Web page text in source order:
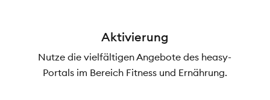
Aktivierung
Nutze die vielfältigen Angebote des heasy-
Portals im Bereich Fitness und Ernährung.